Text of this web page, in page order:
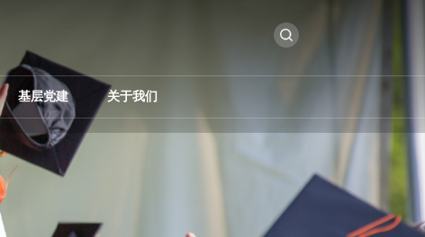
基层党建 关于我们